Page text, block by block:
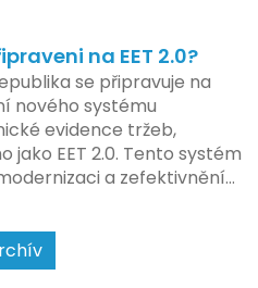
transakci – nově
tato povinnost odvíjet od
podnikatelské činnosti a
interakce se
na EET 2.0?
se připravuje na
nového systému
evidence tržeb,
jako EET 2.0. Tento systém
a zefektivnění
život podnikatelům i
orgánům. Podívejme se
změny, které EET 2.0